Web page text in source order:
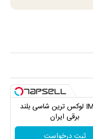
IM LS7 لوکس ترین شاسی بلند
برقی ایران
ثبت درخواست